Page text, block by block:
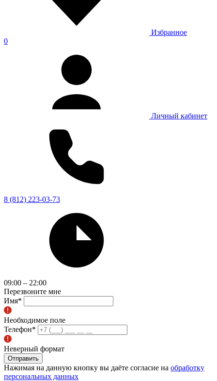
Избранное
0
Личный кабинет
8 (812) 223-03-73
09:00 – 22:00
Перезвоните мне
Имя*
Необходимое поле
Телефон*
Неверный формат
Отправить
Нажимая на данную кнопку вы даёте согласие на обработку
персональных данных